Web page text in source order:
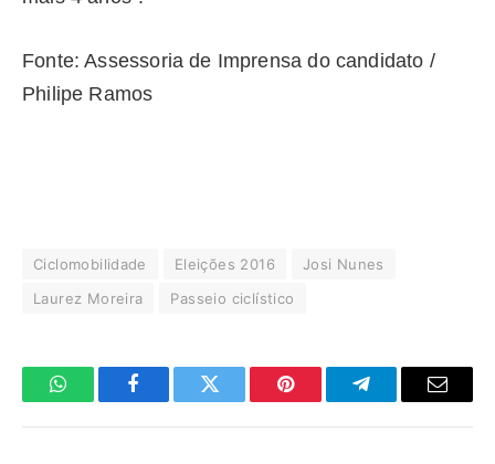
Fonte: Assessoria de Imprensa do candidato /
Philipe Ramos
Ciclomobilidade Eleições 2016
Josi Nunes
Laurez Moreira
Passeio ciclístico
WhatsAppFacebookTwitter Pinterest TelegramaE-